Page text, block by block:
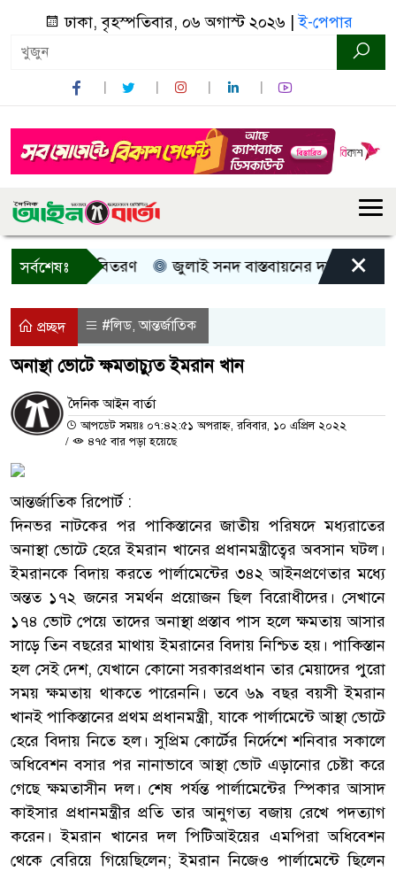
ঢাকা, বৃহস্পতিবার, ০৬ অগাস্ট ২০২৬ |ই-পেপার
সর্বশেষঃ
সহায়তা বিতরণ জুলাই সনদ বাস্তবায়নের দাবিতে ×
প্রচ্ছদ #লিড,আন্তর্জাতিক
অনাস্থা ভোটে ক্ষমতাচ্যুত ইমরান খান
দৈনিক আইন বার্তা
আপডেট সময়ঃ ০৭:৪২:৫১ অপরাহ্ন, রবিবার, ১০ এপ্রিল ২০২২
/
৪৭৫ বার পড়া হয়েছে
আন্তর্জাতিক রিপোর্ট :
দিনভর নাটকের পর পাকিস্তানের জাতীয় পরিষদে মধ্যরাতের
অনাস্থা ভোটে হেরে ইমরান খানের প্রধানমন্ত্রীত্বের অবসান ঘটল।
ইমরানকে বিদায় করতে পার্লামেন্টের ৩৪২ আইনপ্রণেতার মধ্যে
অন্তত ১৭২ জনের সমর্থন প্রয়োজন ছিল বিরোধীদের। সেখানে
১৭৪ ভোট পেয়ে তাদের অনাস্থা প্রস্তাব পাস হলে ক্ষমতায় আসার
সাড়ে তিন বছরের মাথায় ইমরানের বিদায় নিশ্চিত হয়। পাকিস্তান
হল সেই দেশ, যেখানে কোনো সরকারপ্রধান তার মেয়াদের পুরো
সময় ক্ষমতায় থাকতে পারেননি। তবে ৬৯ বছর বয়সী ইমরান
খানই পাকিস্তানের প্রথম প্রধানমন্ত্রী, যাকে পার্লামেন্টে আস্থা ভোটে
হেরে বিদায় নিতে হল। সুপ্রিম কোর্টের নির্দেশে শনিবার সকালে
অধিবেশন বসার পর নানাভাবে আস্থা ভোট এড়ানোর চেষ্টা করে
গেছে ক্ষমতাসীন দল। শেষ পর্যন্ত পার্লামেন্টের স্পিকার আসাদ
কাইসার প্রধানমন্ত্রীর প্রতি তার আনুগত্য বজায় রেখে পদত্যাগ
করেন। ইমরান খানের দল পিটিআইয়ের এমপিরা অধিবেশন
থেকে বেরিয়ে গিয়েছিলেন; ইমরান নিজেও পার্লামেন্টে ছিলেন